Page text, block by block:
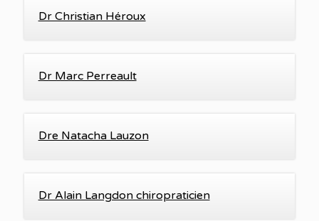
Dr Christian Héroux
Dr Marc Perreault
Dre Natacha Lauzon
Dr Alain Langdon chiropraticien